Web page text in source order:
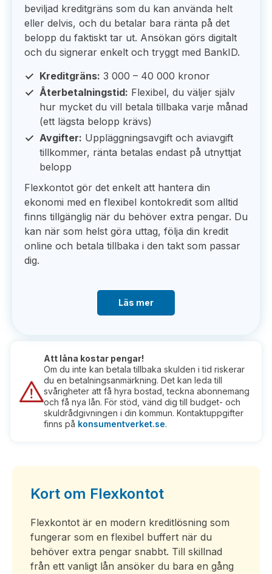
beviljad kreditgräns som du kan använda helt
eller delvis, och du betalar bara ränta på det
belopp du faktiskt tar ut. Ansökan görs digitalt
och du signerar enkelt och tryggt med BankID.
Kreditgräns: 3 000 – 40 000 kronor
Återbetalningstid: Flexibel, du väljer själv
hur mycket du vill betala tillbaka varje månad
(ett lägsta belopp krävs)
Avgifter: Uppläggningsavgift och aviavgift
tillkommer, ränta betalas endast på utnyttjat
belopp
Flexkontot gör det enkelt att hantera din
ekonomi med en flexibel kontokredit som alltid
finns tillgänglig när du behöver extra pengar. Du
kan när som helst göra uttag, följa din kredit
online och betala tillbaka i den takt som passar
dig.
Läs mer
Att låna kostar pengar!
Om du inte kan betala tillbaka skulden i tid riskerar
du en betalningsanmärkning. Det kan leda till
svårigheter att få hyra bostad, teckna abonnemang
och få nya lån. För stöd, vänd dig till budget- och
skuldrådgivningen i din kommun. Kontaktuppgifter
finns på konsumentverket.se.
Kort om Flexkontot
Flexkontot är en modern kreditlösning som
fungerar som en flexibel buffert när du
behöver extra pengar snabbt. Till skillnad
från ett vanligt lån ansöker du bara en gång